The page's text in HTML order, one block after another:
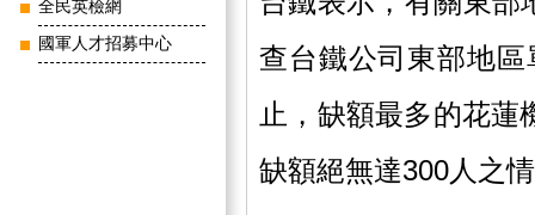
全民英檢網
國軍人才招募中心
查台鐵公司東部地
止，缺額最多的花蓮
缺額絕無達300人之